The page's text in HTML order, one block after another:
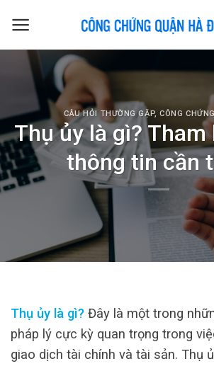
CÂU HỎI THƯỜNG GẶP,CÔNG CHỨNG
Thụ ủy là gì? Tham
thông tin cần
Thụ ủy là gì? Đây là một trong
pháp lý cực kỳ quan trọng trong
giao dịch tài chính và tài sản. Thụ